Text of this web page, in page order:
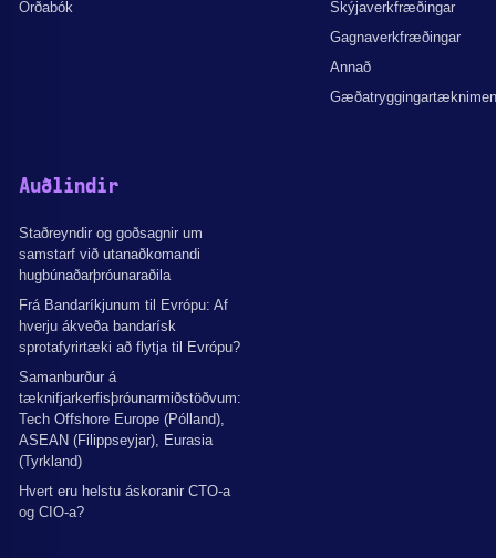
Orðabók
Skýjaverkfræðingar
Gagnaverkfræðingar
Annað
Auðlindir
Staðreyndir og goðsagnir um
samstarf við utanaðkomandi
hugbúnaðarþróunaraðila
Frá Bandaríkjunum til Evrópu: Af
hverju ákveða bandarísk
sprotafyrirtæki að flytja til Evrópu?
Samanburður á
tæknifjarkerfisþróunarmiðstöðvum:
Tech Offshore Europe (Pólland),
ASEAN (Filippseyjar), Eurasia
(Tyrkland)
Hvert eru helstu áskoranir CTO-a
og CIO-a?